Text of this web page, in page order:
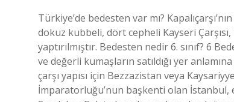
Türkiye’de bedesten var mı?
dokuz kubbeli, dört cepheli Kayseri
yaptırılmıştır. Bedesten nedir 6. sınıf? 6
ve değerli kumaşların satıldığı yer
çarşı yapısı için Bezzazistan veya
İmparatorluğu’nun başkenti olan İstanbul,